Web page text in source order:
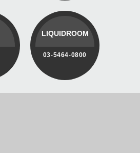
LIQUIDROOM
03-5464-0800